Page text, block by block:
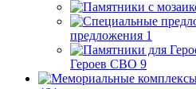
предложения 1
Героев СВО 9